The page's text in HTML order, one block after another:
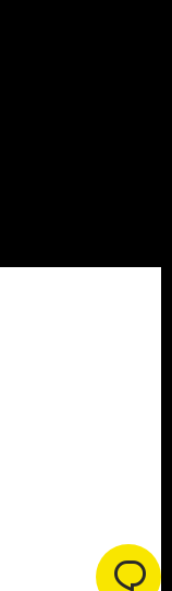
By Agência Webgui